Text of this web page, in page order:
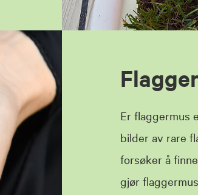
Er flaggermus
bilder av rare
forsøker å
gjør